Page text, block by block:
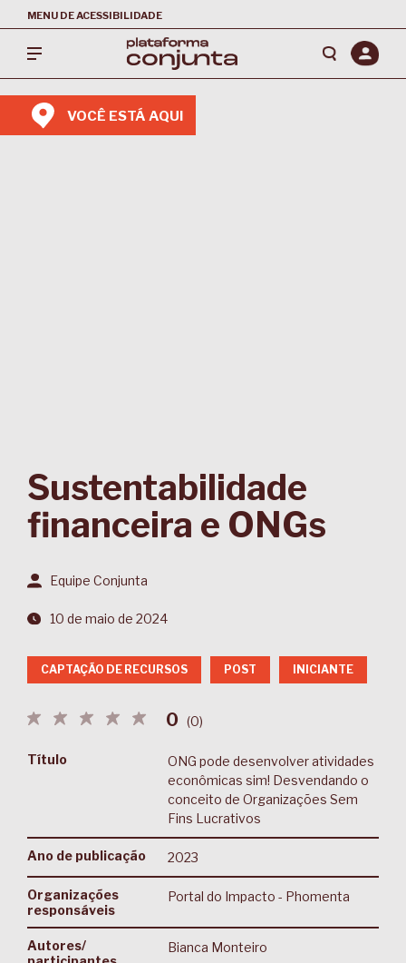
MENU DE ACESSIBILIDADE
VOCÊ ESTÁ AQUI
Sustentabilidade
financeira e ONGs
Equipe Conjunta
10 de maio de 2024
CAPTAÇÃO DE RECURSOS POST INICIANTE
0 (0)
Título
ONG pode desenvolver atividades
econômicas sim! Desvendando o
conceito de Organizações Sem
Fins Lucrativos
Ano de publicação 2023
Organizações
responsáveis
Portal do Impacto - Phomenta
Autores/
Bianca Monteiro